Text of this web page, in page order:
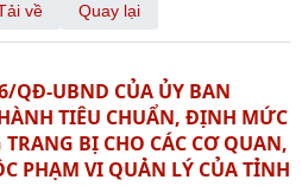
về Quay lại
QĐ-UBND CỦA ỦY BAN
TIÊU CHUẨN, ĐỊNH MỨC
BỊ CHO CÁC CƠ QUAN,
PHẠM VI QUẢN LÝ CỦA TỈNH